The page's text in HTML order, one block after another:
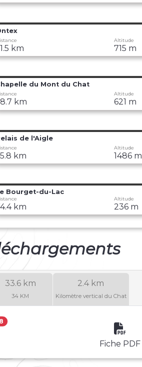
km
Altitude
715 m
du Mont du Chat
km
Altitude
621 m
de l'Aigle
km
Altitude
1486 m
Bourget-du-Lac
km
Altitude
236 m
33.6 km
34 KM
2.4 km
Kilomètre vertical du Chat
Fiche PDF